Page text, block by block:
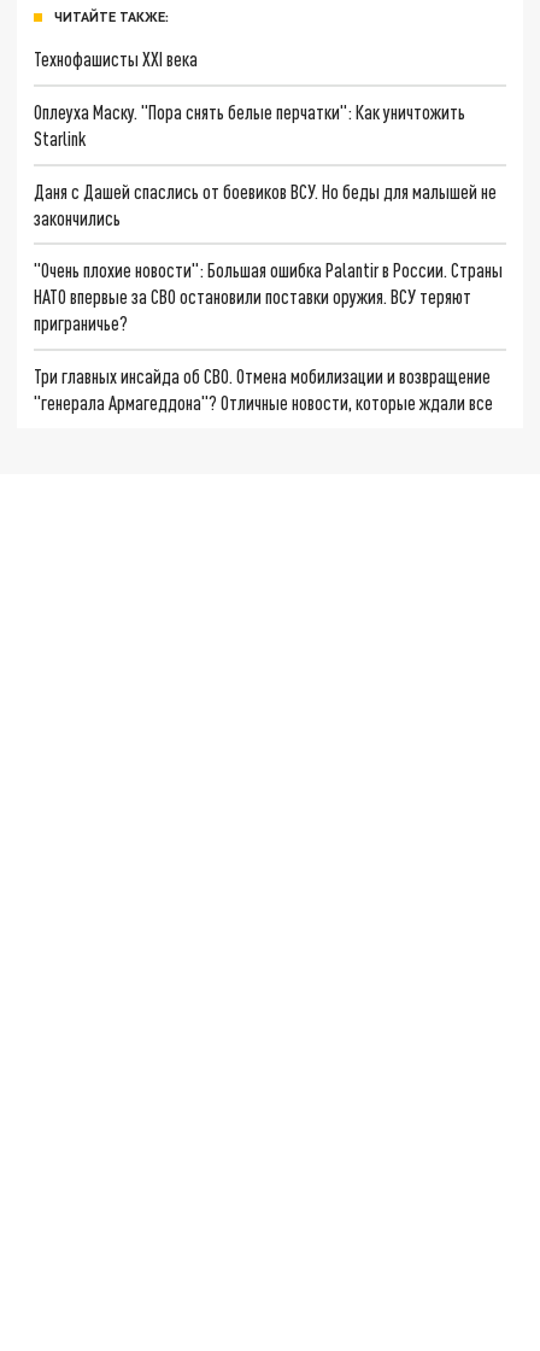
ЧИТАЙТЕ ТАКЖЕ:
Технофашисты XXI века
Оплеуха Маску. "Пора снять белые перчатки": Как уничтожить
Starlink
Даня с Дашей спаслись от боевиков ВСУ. Но беды для малышей не
закончились
"Очень плохие новости": Большая ошибка Palantir в России. Страны
НАТО впервые за СВО остановили поставки оружия. ВСУ теряют
приграничье?
Три главных инсайда об СВО. Отмена мобилизации и возвращение
"генерала Армагеддона"? Отличные новости, которые ждали все